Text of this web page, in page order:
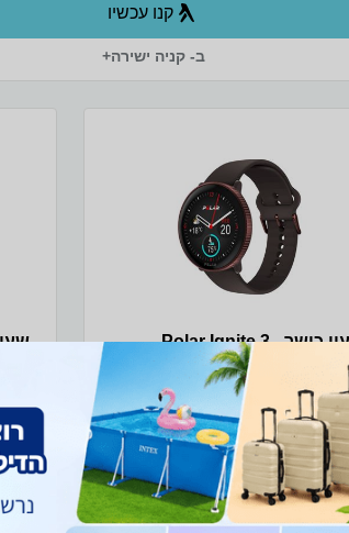
קנו עכשיו
ב- קניה ישירה+
שעון כושר - Polar Ignite 3 -
חום שנהב
שעון כושר - Polar Ignite 3 התחילו את
יומכם במרץ מוגבר עם Polar Ignite 3
כושר ואיכות חיים מודרני-קלאסי
לכם הנחיות בהתאמה אישית
לגופכם ולסגנון החיים שלכם. עקבו אחר
שלכם, נטרו את השינה שלכם
לראות תובנות שיעניינו אתכם על
מגע מרהיב, בהיר ובעל רזולוציה
מחיר מיוחד
1,669 ₪